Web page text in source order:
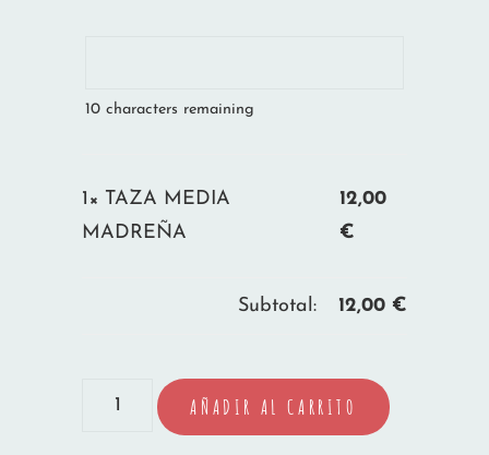
10 characters remaining
1× TAZA MEDIA
MADREÑA
12,00
€
Subtotal: 12,00 €
TAZA
AÑADIR AL CARRITO